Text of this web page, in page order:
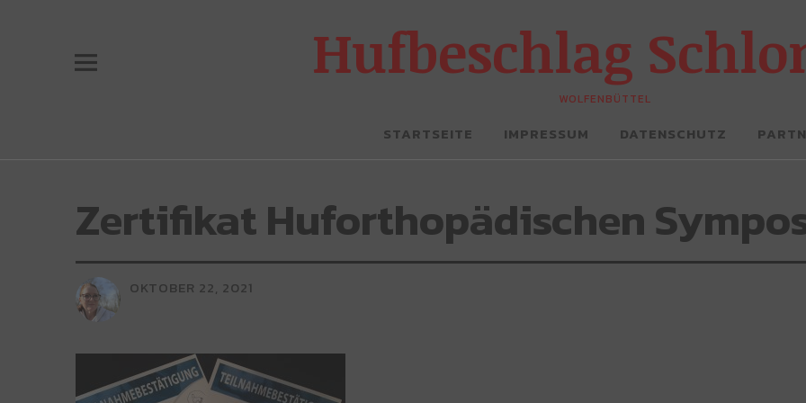
Hufbeschlag
WOLFENBÜTTEL
STARTSEITE IMPRESSUM DATENSCHUTZ
Zertifikat Huforthopädischen
OKTOBER 22, 2021